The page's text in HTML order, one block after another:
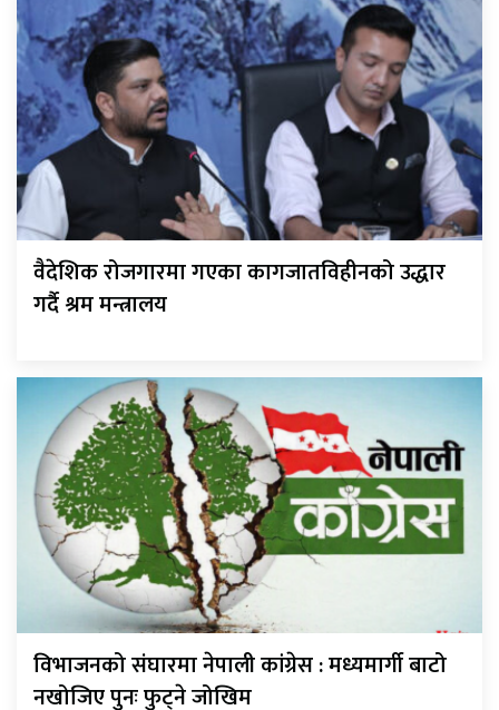
वैदेशिक रोजगारमा गएका कागजातविहीनको उद्धार
गर्दै श्रम मन्त्रालय
विभाजनको संघारमा नेपाली कांग्रेस : मध्यमार्गी बाटो
नखोजिए पुनः फुट्ने जोखिम